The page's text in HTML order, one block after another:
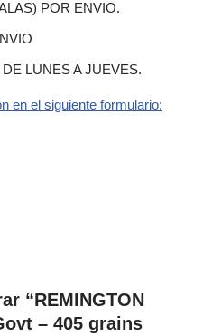
POR ENVIO.
LUNES A JUEVES.
en el siguiente formulario:
“REMINGTON
– 405 grains